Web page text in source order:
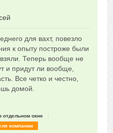
Сказать друзьям об отзыве
для вахт, повезло
к опыту построже были
Теперь вообще не
и придут ли вообще,
Все четко и честно,
домой.
отдельном окне
компании